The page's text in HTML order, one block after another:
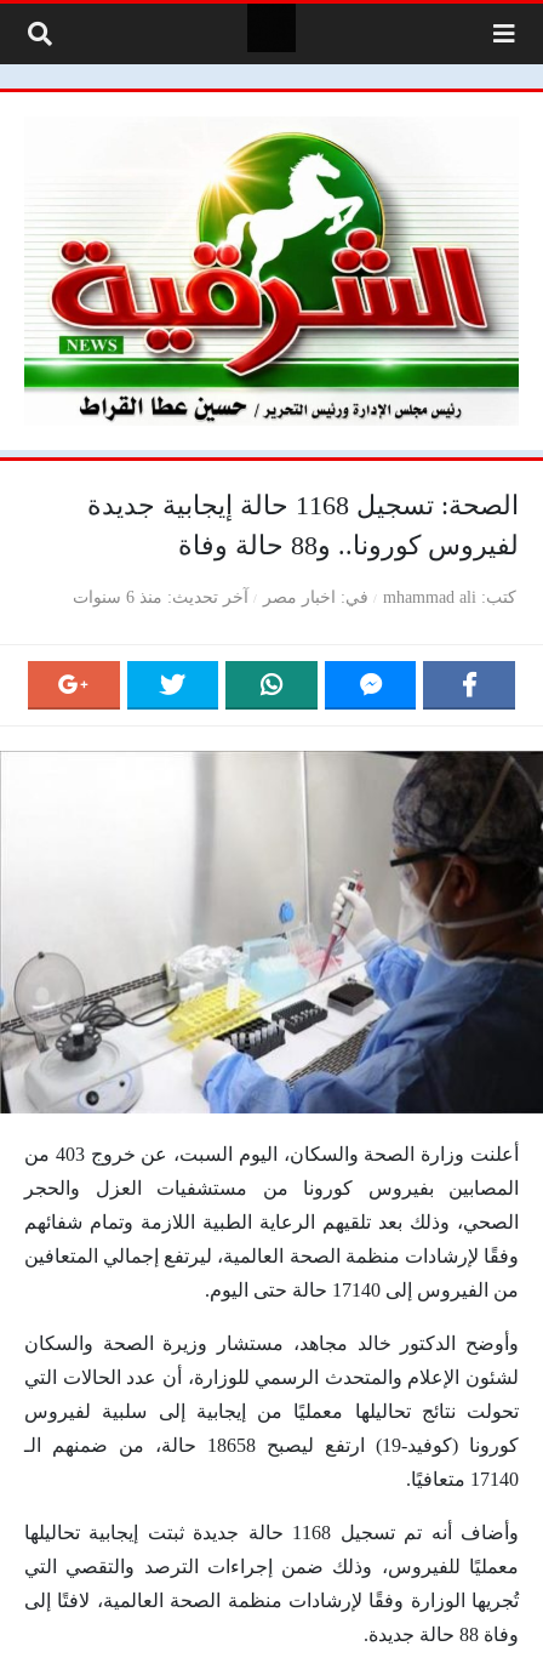
الصحة: تسجيل 1168 حالة إيجابية جديدة
لفيروس كورونا.. و88 حالة وفاة
كتب mhammad ali في اخبار مصر آخر تحديث منذ 6 سنوات
أعلنت وزارة الصحة والسكان، اليوم السبت، عن خروج 403 من
المصابين بفيروس كورونا من مستشفيات العزل والحجر
الصحي، وذلك بعد تلقيهم الرعاية الطبية اللازمة وتمام شفائهم
وفقًا لإرشادات منظمة الصحة العالمية، ليرتفع إجمالي المتعافين
من الفيروس إلى 17140 حالة حتى اليوم.
وأوضح الدكتور خالد مجاهد، مستشار وزيرة الصحة والسكان
لشئون الإعلام والمتحدث الرسمي للوزارة، أن عدد الحالات التي
تحولت نتائج تحاليلها معمليًا من إيجابية إلى سلبية لفيروس
كورونا (كوفيد-19) ارتفع ليصبح 18658 حالة، من ضمنهم الـ
17140 متعافيًا.
وأضاف أنه تم تسجيل 1168 حالة جديدة ثبتت إيجابية تحاليلها
معمليًا للفيروس، وذلك ضمن إجراءات الترصد والتقصي التي
تُجريها الوزارة وفقًا لإرشادات منظمة الصحة العالمية، لافتًا إلى
وفاة 88 حالة جديدة.